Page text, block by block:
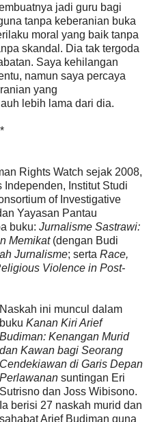
jadi guru bagi
tanpa keberanian buka
moral yang baik tanpa
skandal. Dia tak tergoda
Saya kehilangan
namun saya percaya
yang
lebih lama dari dia.
Rights Watch sejak 2008,
Institut Studi
of Investigative
Yayasan Pantau
buku: Jurnalisme Sastrawi:
Memikat(dengan Budi
Jurnalisme; serta Race,
Violence in Post-
Naskah ini muncul dalam
buku Kanan Kiri Arief
Budiman: Kenangan Murid
dan Kawan bagi Seorang
Cendekiawan di Garis Depan
Perlawanansuntingan Eri
Sutrisno dan Joss Wibisono.
Ia berisi 27 naskah murid dan
sahabat Arief Budiman guna